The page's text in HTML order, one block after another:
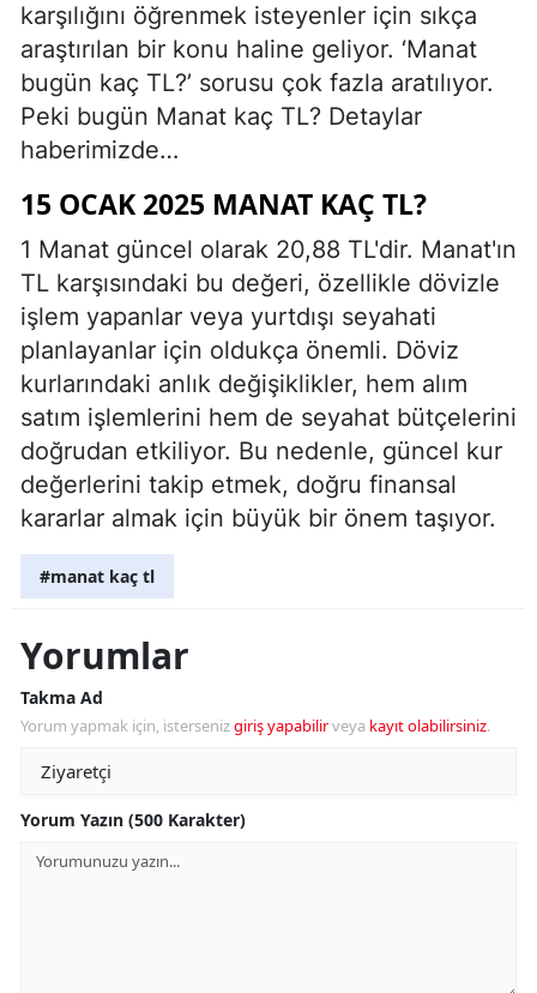
karşılığını öğrenmek isteyenler için sıkça
araştırılan bir konu haline geliyor. ‘Manat
bugün kaç TL?’ sorusu çok fazla aratılıyor.
Peki bugün Manat kaç TL? Detaylar
haberimizde…
15 OCAK 2025 MANAT KAÇ TL?
1 Manat güncel olarak 20,88 TL'dir. Manat'ın
TL karşısındaki bu değeri, özellikle dövizle
işlem yapanlar veya yurtdışı seyahati
planlayanlar için oldukça önemli. Döviz
kurlarındaki anlık değişiklikler, hem alım
satım işlemlerini hem de seyahat bütçelerini
doğrudan etkiliyor. Bu nedenle, güncel kur
değerlerini takip etmek, doğru finansal
kararlar almak için büyük bir önem taşıyor.
#manat kaç tl
Yorumlar
Takma Ad
Yorum yapmak için, istersenizgiriş yapabilirveya kayıt olabilirsiniz.
Yorum Yazın (500 Karakter)